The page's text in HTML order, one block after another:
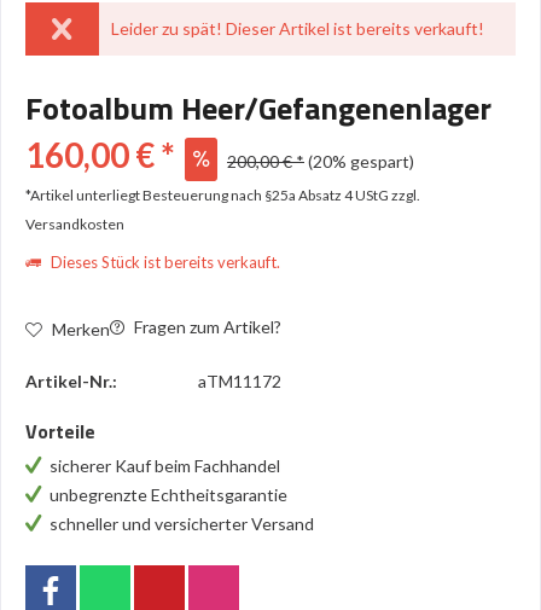
Leider zu spät! Dieser Artikel ist bereits verkauft!
Fotoalbum Heer/Gefangenenlager
160,00 € * 200,00 € *(20% gespart)
*Artikel unterliegt Besteuerung nach §25a Absatz 4 UStG zzgl.
Versandkosten
Dieses Stück ist bereits verkauft.
Merken Fragen zum Artikel?
Artikel-Nr.: aTM11172
Vorteile
sicherer Kauf beim Fachhandel
unbegrenzte Echtheitsgarantie
schneller und versicherter Versand